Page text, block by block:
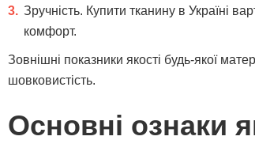
Зручність. Купити тканину в Україні
комфорт.
Зовнішні показники якості будь-якої
шовковистість.
Основні ознаки